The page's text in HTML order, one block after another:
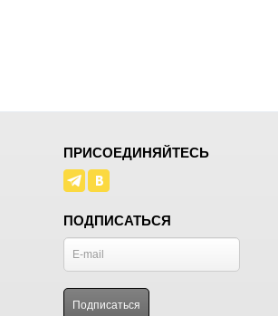
ПРИСОЕДИНЯЙТЕСЬ
ПОДПИСАТЬСЯ